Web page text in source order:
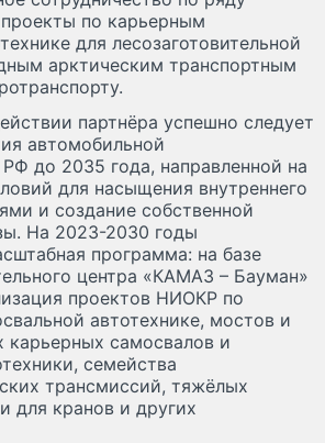
по карьерным
для лесозаготовительной
арктическим транспортным
партнёра успешно следует
автомобильной
до 2035 года, направленной на
для насыщения внутреннего
и создание собственной
На 2023-2030 годы
программа: на базе
центра «КАМАЗ – Бауман»
проектов НИОКР по
автотехнике, мостов и
карьерных самосвалов и
семейства
трансмиссий, тяжёлых
для кранов и других